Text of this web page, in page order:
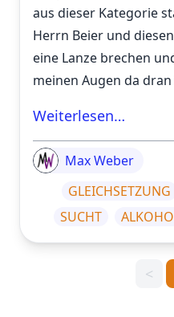
aus dieser Kategorie
Herrn Beier und
eine Lanze brechen
meinen Augen da
Weiterlesen…
Max Weber
GLEICHSETZUNG
SUCHT
<